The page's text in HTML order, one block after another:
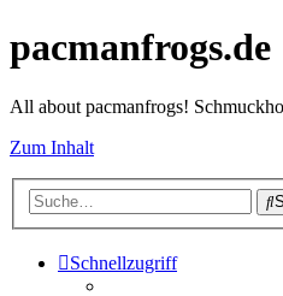
pacmanfrogs.de
All about pacmanfrogs!
Zum Inhalt
Schnellzugriff